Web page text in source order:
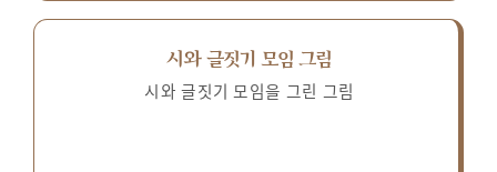
시와 글짓기 모임 그림
시와 글짓기 모임을 그린 그림